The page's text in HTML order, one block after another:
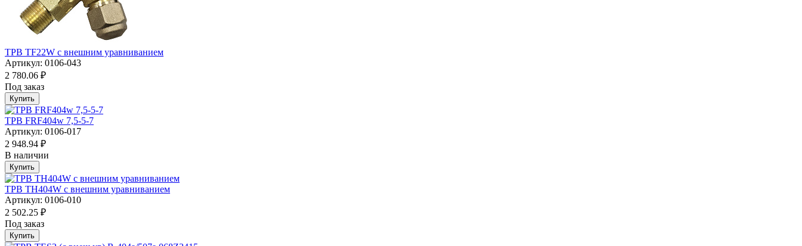
ТРВ TF22W с внешним уравниванием
Артикул: 0106-043
2 780.06 ₽
Под заказ
Купить
ТРВ FRF404w 7,5-5-7
Артикул: 0106-017
2 948.94 ₽
В наличии
Купить
ТРВ TH404W с внешним уравниванием
Артикул: 0106-010
2 502.25 ₽
Под заказ
Купить